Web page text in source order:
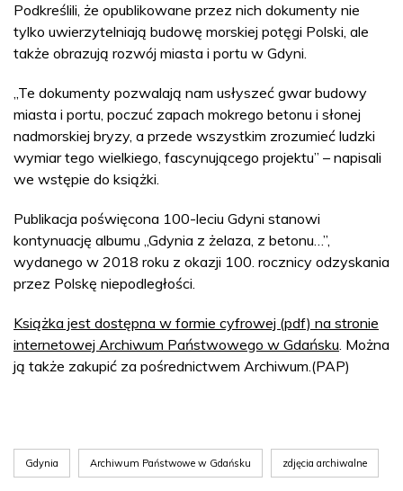
Podkreślili, że opublikowane przez nich dokumenty nie
tylko uwierzytelniają budowę morskiej potęgi Polski, ale
także obrazują rozwój miasta i portu w Gdyni.
„Te dokumenty pozwalają nam usłyszeć gwar budowy
miasta i portu, poczuć zapach mokrego betonu i słonej
nadmorskiej bryzy, a przede wszystkim zrozumieć ludzki
wymiar tego wielkiego, fascynującego projektu” – napisali
we wstępie do książki.
Publikacja poświęcona 100-leciu Gdyni stanowi
kontynuację albumu „Gdynia z żelaza, z betonu…”,
wydanego w 2018 roku z okazji 100. rocznicy odzyskania
przez Polskę niepodległości.
Książka jest dostępna w formie cyfrowej (pdf) na stronie
internetowej Archiwum Państwowego w Gdańsku. Można
ją także zakupić za pośrednictwem Archiwum.(PAP)
Gdynia Archiwum Państwowe w Gdańsku zdjęcia archiwalne